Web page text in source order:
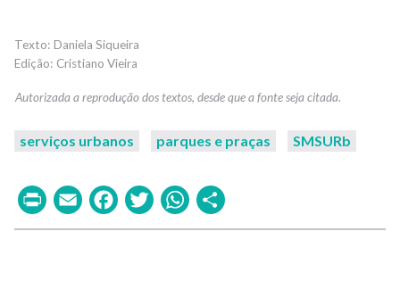
Daniela Siqueira
Cristiano Vieira
serviços urbanos parques e praças SMSURb
PrintEmailFacebook
TwitterWhatsApp